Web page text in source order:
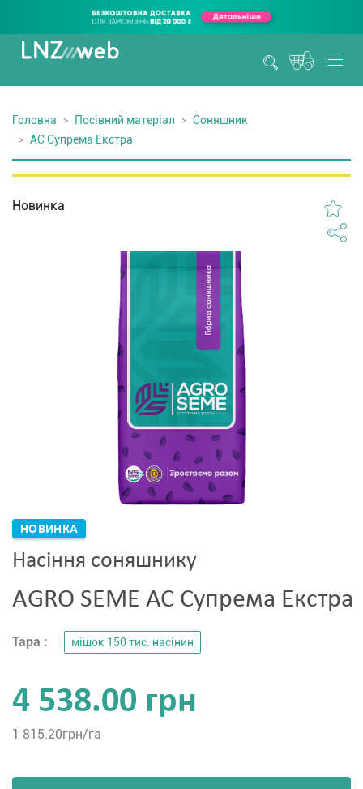
Головна Посівний матеріал
Соняшник
АС Супрема Екстра
Новинка
НОВИНКА
Насіння соняшнику
AGRO SEME АС Супрема Екстра
Тара : мішок 150 тис. насінин
4 538.00 грн
1 815.20грн/га